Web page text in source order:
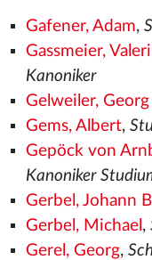
Gafener, Adam,
Gassmeier,
Kanoniker
Gelweiler, Georg
Gems, Albert,
Gepöck von
Kanoniker
Gerbel, Johann
Gerbel, Michael ,
Gerel, Georg,